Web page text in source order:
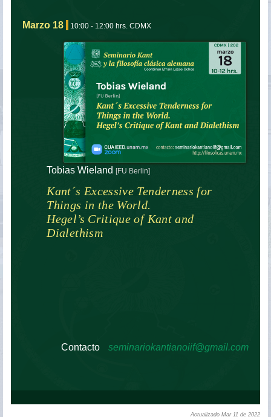
Marzo 18 10:00 - 12:00 hrs. CDMX
Tobias Wieland[FU Berlin]
Kant´s Excessive Tenderness for
Things in the World.
Hegel’s Critique of Kant and
Dialethism
Contacto seminariokantianoiif@gmail.com
Actualizado Mar 11 de 2022